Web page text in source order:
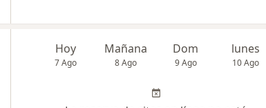
Hoy
7 Ago
Mañana
8 Ago
Dom
9 Ago
lunes
10 Ago